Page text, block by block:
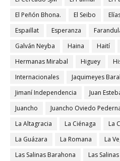
El Peñón Bhona.
El Seibo
Espaillat
Esperanza
Galván Neyba
Haina Haití
Hermanas Mirabal
Higuey
Internacionales
Jaquimeyes
Jimaní Independencia
Juan
Juancho
Juancho Oviedo
La Altagracia
La Ciénaga La
La Guázara
La Romana La
Las Salinas Barahona
Las